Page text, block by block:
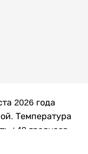
2026 года
Температура
+40 градусов,